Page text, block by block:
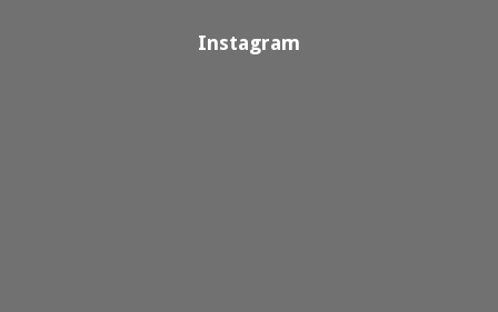
Instagram